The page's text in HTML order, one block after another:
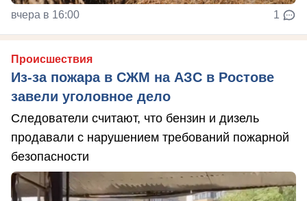
вчера в 16:00 1
Происшествия
Из-за пожара в СЖМ на АЗС в Ростове
завели уголовное дело
Следователи считают, что бензин и дизель
продавали с нарушением требований пожарной
безопасности